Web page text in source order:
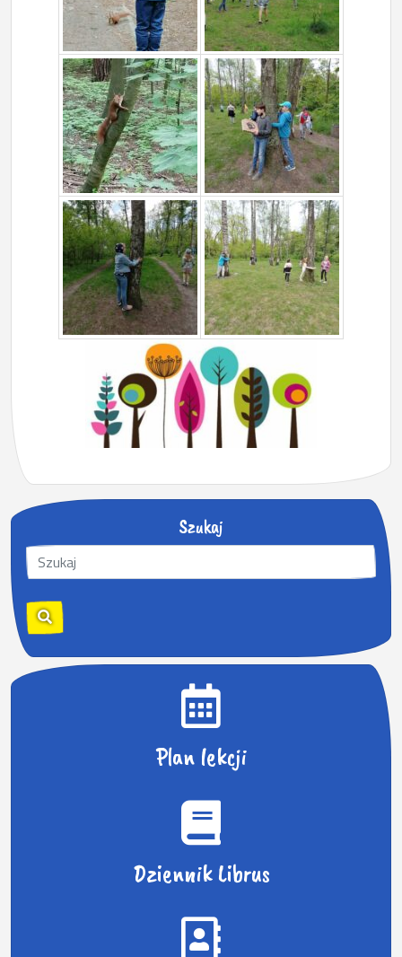
Szukaj
S
z
k
a
j
:
Plan lekcji
Dziennik Librus